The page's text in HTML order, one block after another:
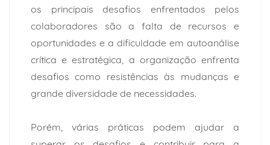
os principais desafios enfrentados pelos
colaboradores são a falta de recursos e
oportunidades e a dificuldade em autoanálise
crítica e estratégica, a organização enfrenta
desafios como resistências às mudanças e
grande diversidade de necessidades.
Porém, várias práticas podem ajudar a